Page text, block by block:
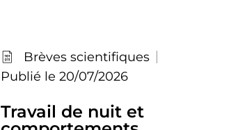
Brèves scientifiques
Publié le 20/07/2026
Travail de nuit et